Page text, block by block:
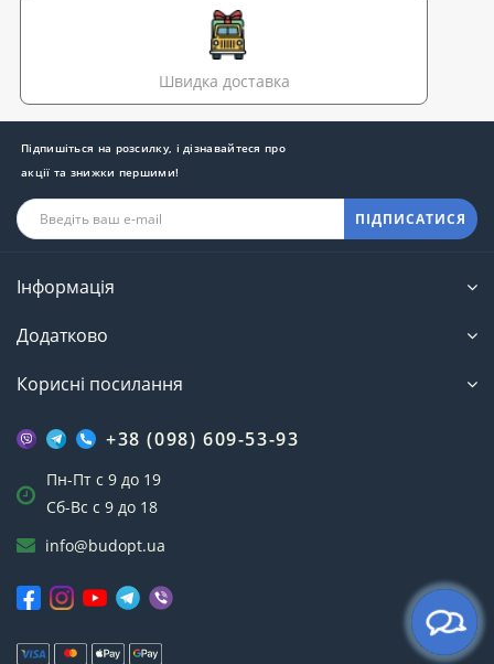
Швидка доставка
Підпишіться на розсилку, і дізнавайтеся про
акції та знижки першими!
ПІДПИСАТИСЯ
Інформація
Додатково
Корисні посилання
+38 (098) 609-53-93
Пн-Пт с 9 до 19
Сб-Вс с 9 до 18
info@budopt.ua